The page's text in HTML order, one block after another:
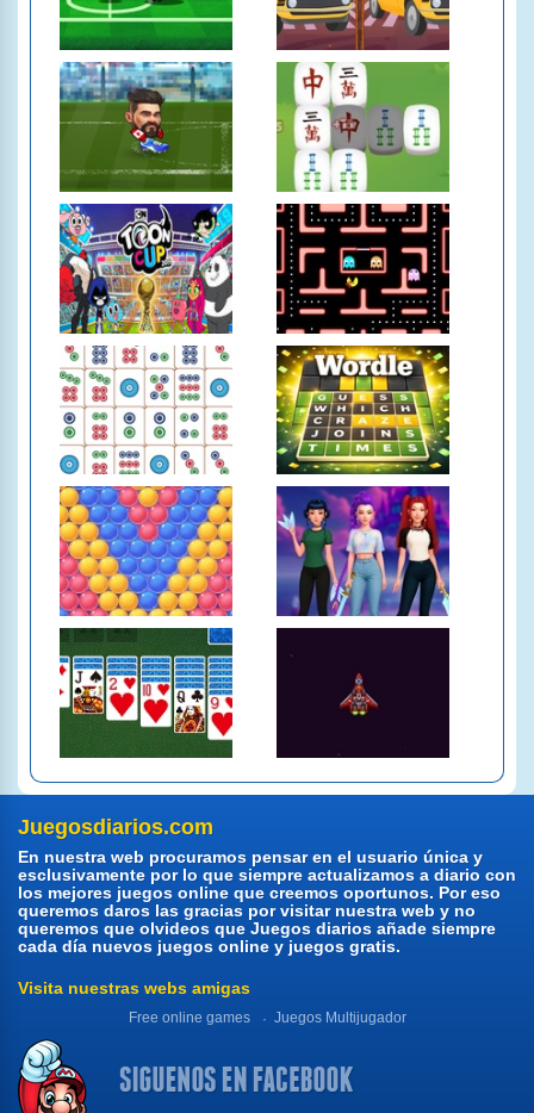
Juegosdiarios.com
En nuestra web procuramos pensar en el usuario única y
esclusivamente por lo que siempre actualizamos a diario con
los mejores juegos online que creemos oportunos. Por eso
queremos daros las gracias por visitar nuestra web y no
queremos que olvideos que Juegos diarios añade siempre
cada día nuevos juegos online y juegos gratis.
Visita nuestras webs amigas
Free online games Juegos Multijugador